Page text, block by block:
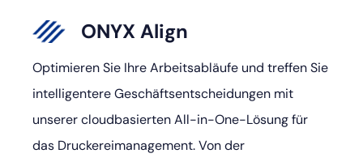
ONYX Align
Optimieren Sie Ihre Arbeitsabläufe und treffen Sie
intelligentere Geschäftsentscheidungen mit
unserer cloudbasierten All-in-One-Lösung für
das Druckereimanagement. Von der